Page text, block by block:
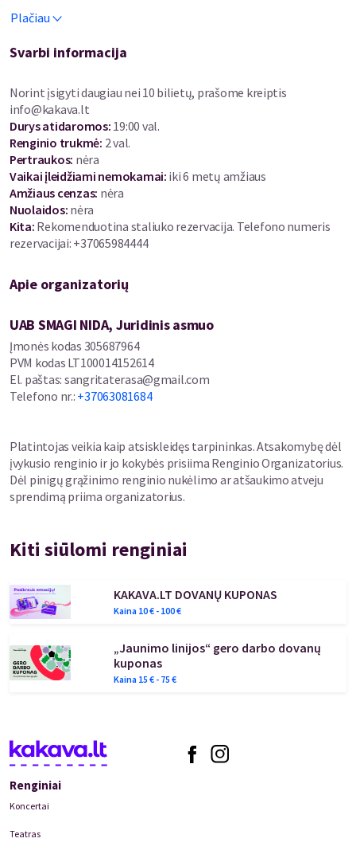
Plačiau
Svarbi informacija
Norint įsigyti daugiau nei 10 bilietų, prašome kreiptis
info@kakava.lt
Durys atidaromos: 19:00 val.
Renginio trukmė: 2 val.
Pertraukos: nėra
Vaikai įleidžiami nemokamai: iki 6 metų amžiaus
Amžiaus cenzas: nėra
Nuolaidos: nėra
Kita: Rekomenduotina staliuko rezervacija. Telefono numeris
rezervacijai: +37065984444
Apie organizatorių
UAB SMAGI NIDA, Juridinis asmuo
Įmonės kodas 305687964
PVM kodas LT100014152614
El. paštas: sangritaterasa@gmail.com
Telefono nr.: +37063081684
Platintojas veikia kaip atsiskleidęs tarpininkas. Atsakomybę dėl
įvykusio renginio ir jo kokybės prisiima Renginio Organizatorius.
Dėl pinigų grąžinimo renginio nukėlimo ar atšaukimo atveju
sprendimą priima organizatorius.
Kiti siūlomi renginiai
KAKAVA.LT DOVANŲ KUPONAS
Kaina 10€ - 100€
„Jaunimo linijos“ gero darbo dovanų
kuponas
Kaina 15 € - 75 €
Renginiai
Koncertai
Teatras